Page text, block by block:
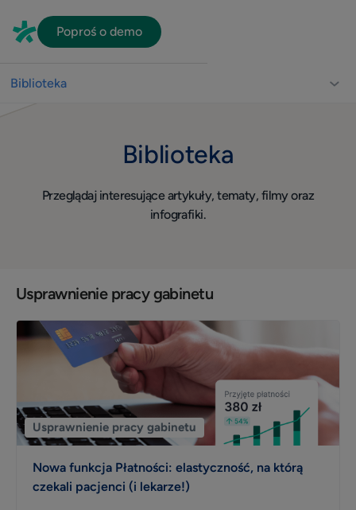
Poproś o demo
Biblioteka
Przeglądaj interesujące artykuły, tematy, filmy oraz
infografiki.
Biblioteka
Usprawnienie pracy gabinetu
Wizerunek
Dla lekarza
Quiz
Konsultacje online
patient experience
Zarządzanie placówką medyczną
Usprawnienie pracy gabinetu
Usprawnienie pracy gabinetu
Nowa funkcja Płatności: elastyczność, na którą
czekali pacjenci (i lekarze!)